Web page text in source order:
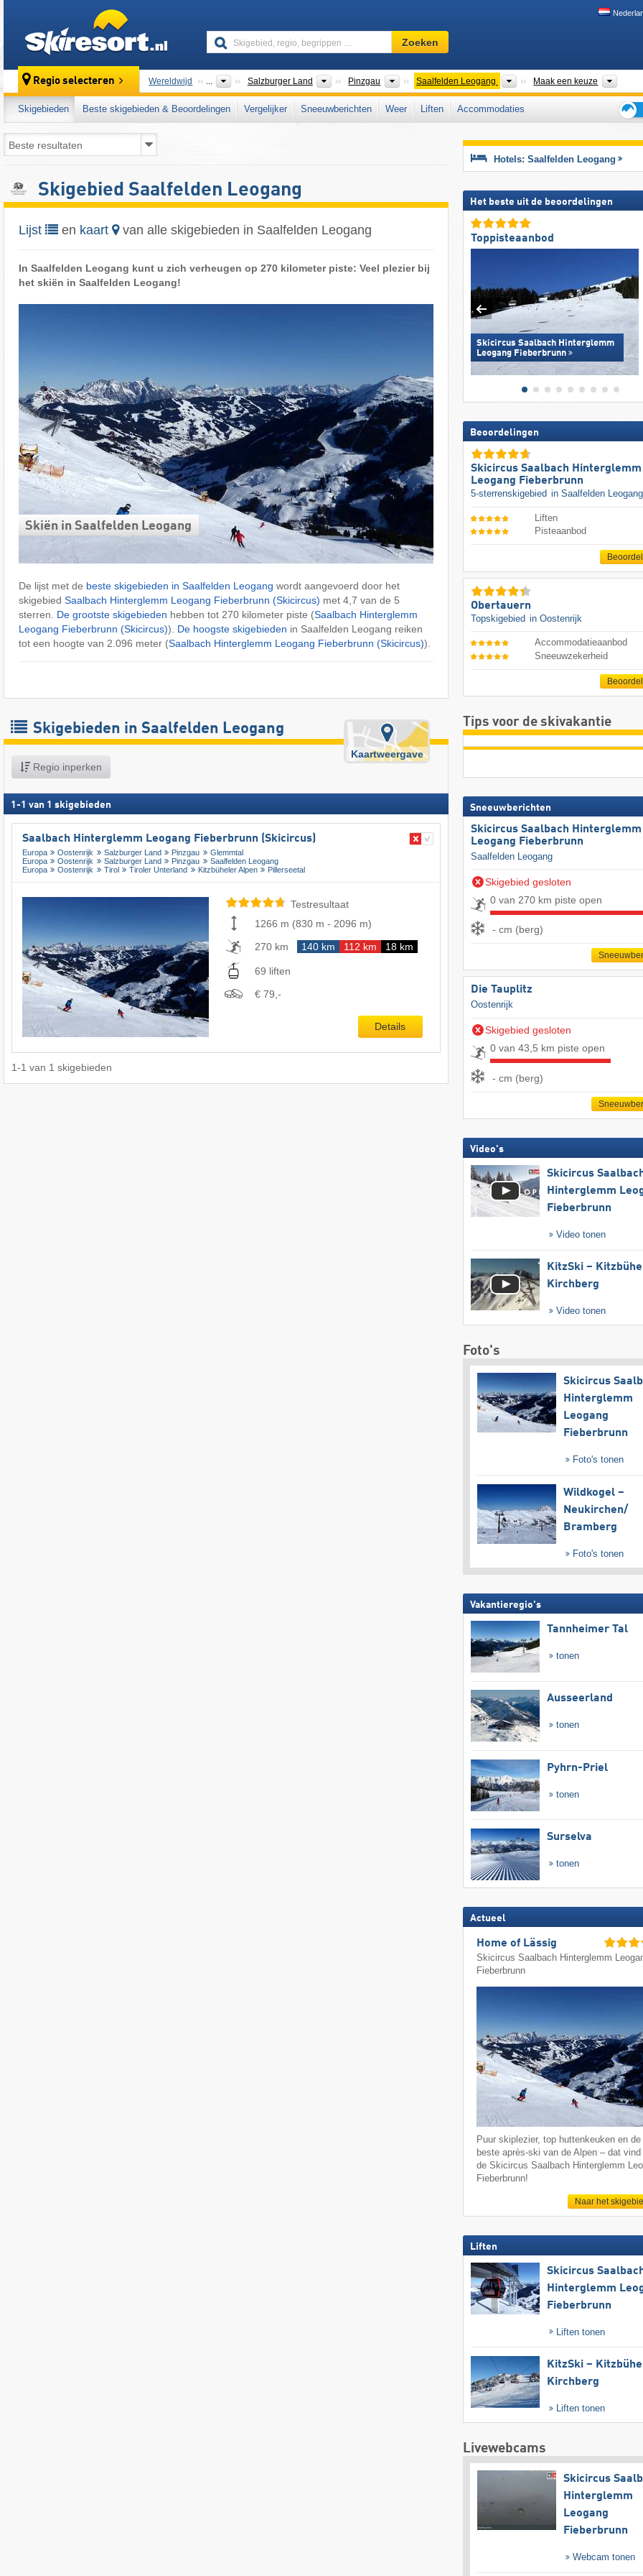
Skigebied,
regio,
…
Zoeken
Regio selecteren Wereldwijd ... Salzburger Land Bondsstaten
Pinzgau Gouwen
Saalfelden Leogang Toeristische regio's
Maak een keuze
Skigebieden Beste skigebieden & Beoordelingen Vergelijker Sneeuwberichten Weer Liften
Accommodaties
voor
de
Skigebied Saalfelden Leogang
Lijst en kaart van alle skigebieden in Saalfelden Leogang
In Saalfelden Leogang kunt u zich verheugen op 270 kilometer piste: Veel plezier bij
het skiën in Saalfelden Leogang!
Skiën in Saalfelden Leogang
De lijst met de beste skigebieden in Saalfelden Leogang wordt aangevoerd door het
skigebied Saalbach Hinterglemm Leogang Fieberbrunn (Skicircus) met 4,7 van de 5
sterren. De grootste skigebieden hebben tot 270 kilometer piste (Saalbach Hinterglemm
Leogang Fieberbrunn (Skicircus)). De hoogste skigebieden in Saalfelden Leogang reiken
tot een hoogte van 2.096 meter (Saalbach Hinterglemm Leogang Fieberbrunn (Skicircus)).
Skigebieden in Saalfelden Leogang
Regio inperken
Kaartweergave
1 -1 van 1 skigebieden
Saalbach Hinterglemm Leogang Fieberbrunn (Skicircus)
Europa Oostenrijk Salzburger Land Pinzgau
Glemmtal
Europa
Oostenrijk Salzburger Land Pinzgau
Saalfelden Leogang
Europa
Oostenrijk Tirol Tiroler Unterland Kitzbüheler Alpen Pillerseetal
Testresultaat
1266 m (830 m - 2096 m)
270 km
140 km 112 km 18 km
69 liften
€ 79,-
Details
1-1 van 1 skigebieden
Hotels: Saalfelden Leogang
Het beste uit de beoordelingen
Toppisteaanbod
Skicircus Saalbach Hinterglemm
Leogang Fieberbrunn
Beoordelingen
Skicircus Saalbach Hinterglemm
Leogang Fieberbrunn
5-sterrenskigebied in Saalfelden Leogang
Liften
Pisteaanbod
Obertauern
Topskigebied in Oostenrijk
Accommodatieaanbod
Sneeuwzekerheid
Tips voor de skivakantie
Sneeuwberichten
Skicircus Saalbach Hinterglemm
Leogang Fieberbrunn
Saalfelden Leogang
Skigebied gesloten
0 van 270 km piste open
- cm (berg)
Die Tauplitz
Oostenrijk
Skigebied gesloten
0 van 43,5 km piste open
- cm (berg)
Video's
Skicircus
Hinterglemm
Fieberbrunn
Video tonen
KitzSki –
Kirchberg
Video tonen
Foto's
Skicircus
Hinterglemm
Leogang
Fieberbrunn
Foto's tonen
Wildkogel –
Neukirchen/​
Bramberg
Foto's tonen
Vakantieregio's
Tannheimer Tal
tonen
Ausseerland
tonen
Pyhrn-Priel
tonen
Surselva
tonen
Actueel
Home of Lässig
Skicircus Saalbach Hinterglemm
Fieberbrunn
Puur skiplezier, top huttenkeuken en de
beste après-ski van de Alpen – dat
de Skicircus Saalbach Hinterglemm
Fieberbrunn!
Naar het
Liften
Skicircus
Hinterglemm
Fieberbrunn
Liften tonen
KitzSki –
Kirchberg
Liften tonen
Livewebcams
Skicircus
Hinterglemm
Leogang
Fieberbrunn
Webcam tonen